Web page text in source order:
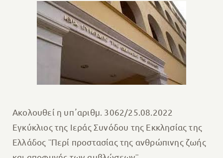
Ακολουθεί η υπ᾽αριθμ. 3062/25.08.2022
Εγκύκλιος της Ιεράς Συνόδου της Εκκλησίας της
Ελλάδος ¨Περί προστασίας της ανθρώπινης ζωής